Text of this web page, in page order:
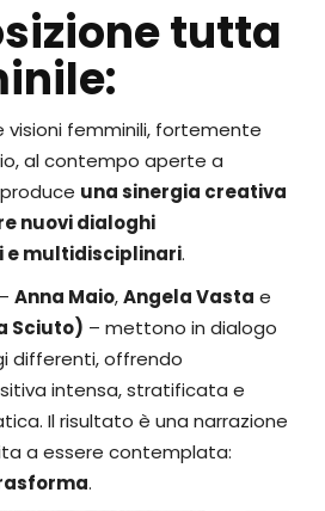
tutta
visioni femminili, fortemente
al contempo aperte a
una sinergia creativa
nuovi dialoghi
e multidisciplinari.
Anna Maio,Angela Vasta e
Sciuto) – mettono in dialogo
differenti, offrendo
intensa, stratificata e
Il risultato è una narrazione
a essere contemplata:
.